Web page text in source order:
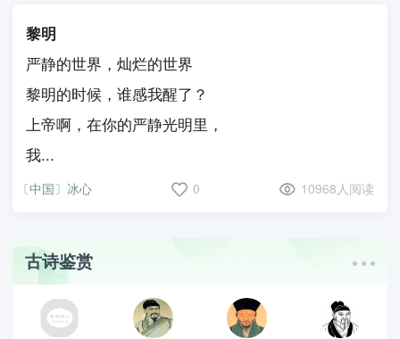
黎明
严静的世界，灿烂的世界
黎明的时候，谁感我醒了？
上帝啊，在你的严静光明里，
我...
〔中国〕冰心 0 10968人阅读
古诗鉴赏